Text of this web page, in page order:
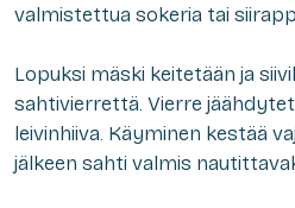
valmistettua sokeria tai
Lopuksi mäski keitetään ja
sahtivierrettä. Vierre
leivinhiiva. Käyminen kestää
jälkeen sahti valmis